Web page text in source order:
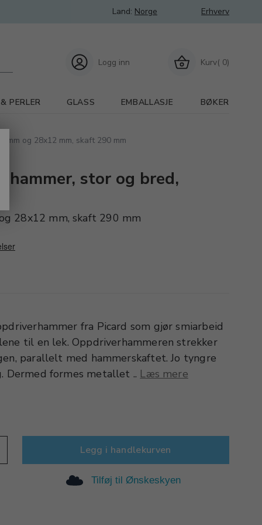
Land: Norge Erhverv
Kurv( 0)
Logg inn
PERLER GLASS EMBALLASJE BØKER
mm og 28x12 mm, skaft 290 mm
stor og bred,
28x12 mm, skaft 290 mm
fra Picard som gjør smiarbeid
til en lek. Oppdriverhammeren strekker
parallelt med hammerskaftet. Jo tyngre
Dermed formes metallet .. Læs mere
Legg i handlekurven
Tilføj til Ønskeskyen